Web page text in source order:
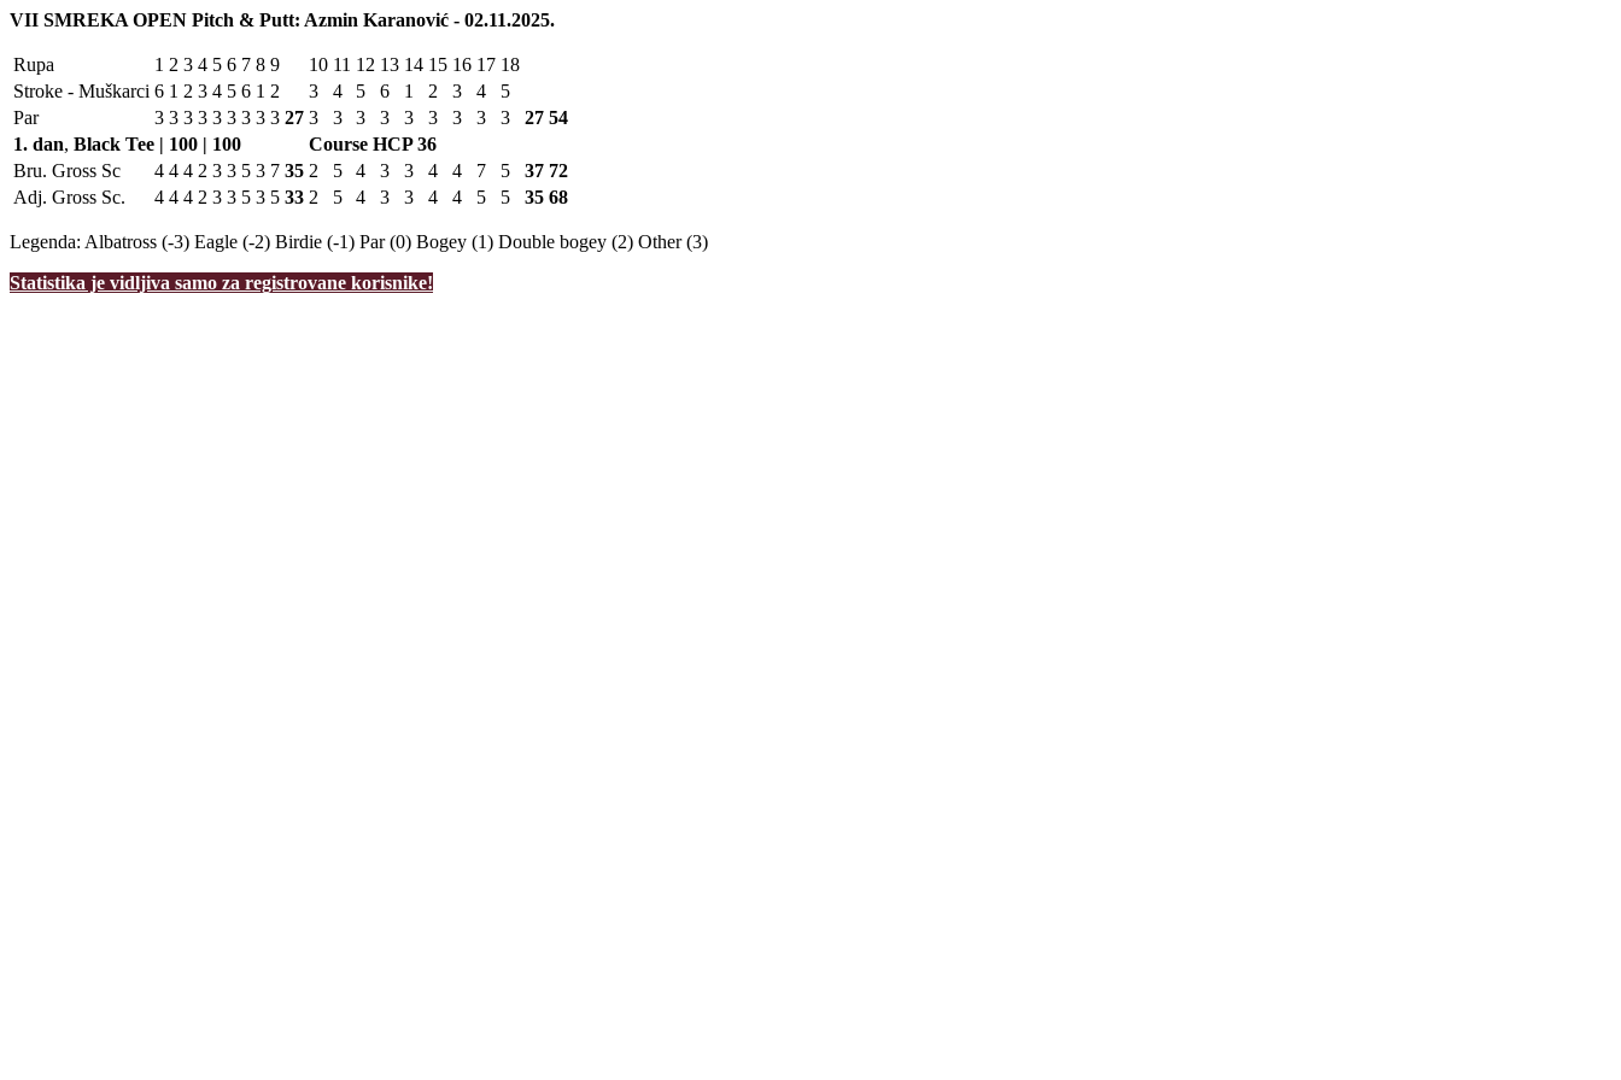
VII SMREKA OPEN Pitch & Putt: Azmin Karanović - 02.11.2025.
Rupa 1 2 3 4 5 6 7 8 9 10 11 12 13 14 15 16 17 18
Stroke - Muškarci 6 1 2 3 4 5 6 1 2 3 4 5 6 1 2 3 4
5
Par
3 3 3 3 3 3 3 3 3 27 3 3 3 3 3 3 3 3 3 27 54
1. dan, Black Tee | 100 | 100 Course HCP36
Bru. Gross Sc
4 4 4 2 3 3 5 3 7 35 2 5 4 3 3 4 4 7 5 37 72
Adj. Gross Sc.
4 4 4 2 3 3 5 3 5 33 2 5 4 3 3 4 4 5 5 35 68
Legenda: Albatross (-3) Eagle (-2) Birdie (-1) Par (0) Bogey (1) Double bogey (2) Other (3)
Statistika je vidljiva samo za registrovane korisnike!